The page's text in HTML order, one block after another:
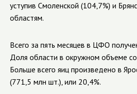
уступив Смоленской (104,7%) и
областям.
Всего за пять месяцев в ЦФО
Доля области в окружном объеме
Больше всего яиц произведено в
(771,5 млн шт.), или 20,4%.